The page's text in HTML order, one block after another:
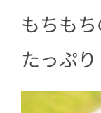
もちも
たっぷり